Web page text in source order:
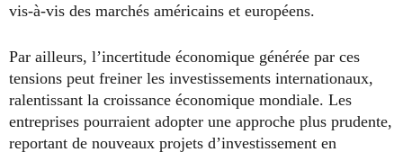
vis-à-vis des marchés américains et européens.
Par ailleurs, l’incertitude économique générée par ces
tensions peut freiner les investissements internationaux,
ralentissant la croissance économique mondiale. Les
entreprises pourraient adopter une approche plus prudente,
reportant de nouveaux projets d’investissement en